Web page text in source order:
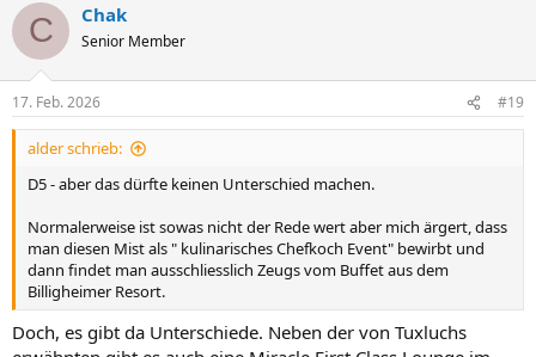
C Chak
Senior Member
17. Feb. 2026 #19
alder schrieb:
D5 - aber das dürfte keinen Unterschied machen.
Normalerweise ist sowas nicht der Rede wert aber mich ärgert, dass
man diesen Mist als " kulinarisches Chefkoch Event" bewirbt und
dann findet man ausschliesslich Zeugs vom Buffet aus dem
Billigheimer Resort.
Doch, es gibt da Unterschiede. Neben der von Tuxluchs